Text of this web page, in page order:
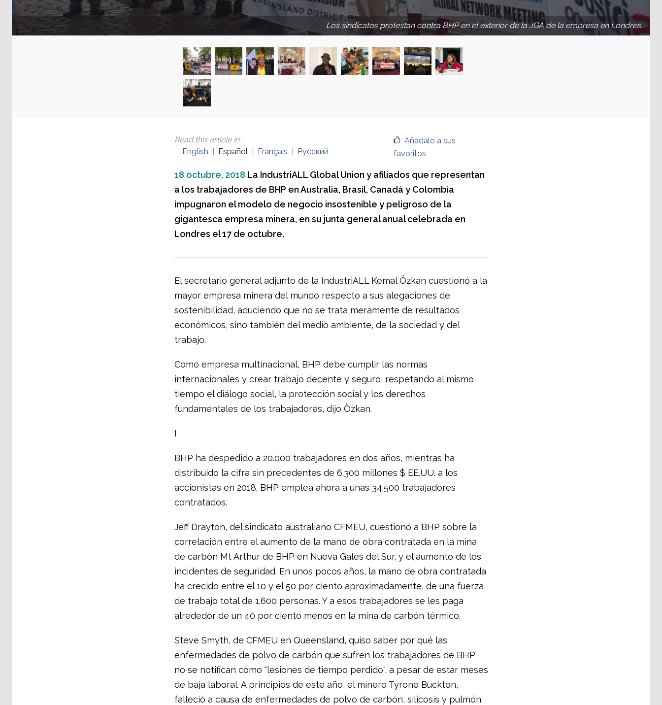
Los sindicatos protestan contra BHP en el exterior de la JGA de la empresa en Londres.
Añádalo a sus
favoritos
Read this article in:
English
Español Français Русский
18 octubre, 2018 La IndustriALL Global Union y afiliados que representan
a los trabajadores de BHP en Australia, Brasil, Canadá y Colombia
impugnaron el modelo de negocio insostenible y peligroso de la
gigantesca empresa minera, en su junta general anual celebrada en
Londres el 17 de octubre.
El secretario general adjunto de la IndustriALL Kemal Özkan cuestionó a la
mayor empresa minera del mundo respecto a sus alegaciones de
sostenibilidad, aduciendo que no se trata meramente de resultados
económicos, sino también del medio ambiente, de la sociedad y del
trabajo.
Como empresa multinacional, BHP debe cumplir las normas
internacionales y crear trabajo decente y seguro, respetando al mismo
tiempo el diálogo social, la protección social y los derechos
fundamentales de los trabajadores, dijo Özkan.
I
BHP ha despedido a 20.000 trabajadores en dos años, mientras ha
distribuido la cifra sin precedentes de 6.300 millones $ EE.UU. a los
accionistas en 2018. BHP emplea ahora a unas 34.500 trabajadores
contratados.
Jeff Drayton, del sindicato australiano CFMEU, cuestionó a BHP sobre la
correlación entre el aumento de la mano de obra contratada en la mina
de carbón Mt Arthur de BHP en Nueva Gales del Sur, y el aumento de los
incidentes de seguridad. En unos pocos años, la mano de obra contratada
ha crecido entre el 10 y el 50 por ciento aproximadamente, de una fuerza
de trabajo total de 1.600 personas. Y a esos trabajadores se les paga
alrededor de un 40 por ciento menos en la mina de carbón térmico.
Steve Smyth, de CFMEU en Queensland, quiso saber por qué las
enfermedades de polvo de carbón que sufren los trabajadores de BHP
no se notifican como "lesiones de tiempo perdido", a pesar de estar meses
de baja laboral. A principios de este año, el minero Tyrone Buckton,
falleció a causa de enfermedades de polvo de carbón, silicosis y pulmón